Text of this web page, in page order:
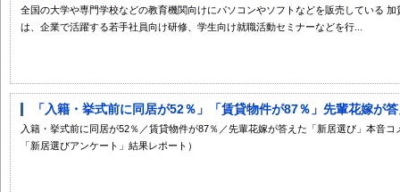
全国の大学や専門学校などの教育機関向けにパソコンやソフトなどを販売している
は、企業で活躍する若手社員向け研修、学生向け就職活動セミナーなどを行...
「入籍・挙式前に同居が52％」「賃貸物件が87％」先輩花嫁が
入籍・挙式前に同居が52％／賃貸物件が87％／先輩花嫁が答えた「新居選び」本音
「新居選びアンケート」結果レポート）